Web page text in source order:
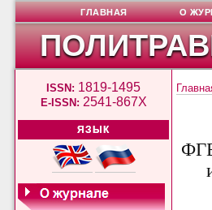
ISSN: 1819-1495
E-ISSN: 2541-867X
ЯЗЫК
ГЛАВНАЯ О